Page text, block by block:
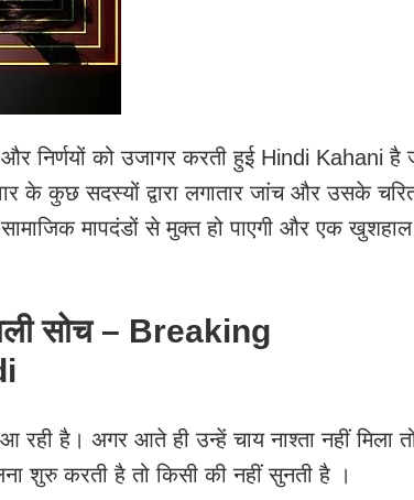
और निर्णयों को उजागर करती हुई Hindi Kahani है
के कुछ सदस्यों द्वारा लगातार जांच और उसके
मापदंडों से मुक्त हो पाएगी और एक खुशहाल
सोच – Breaking
है। अगर आते ही उन्हें चाय नाश्ता नहीं मिला
शुरु करती है तो किसी की नहीं सुनती है ।